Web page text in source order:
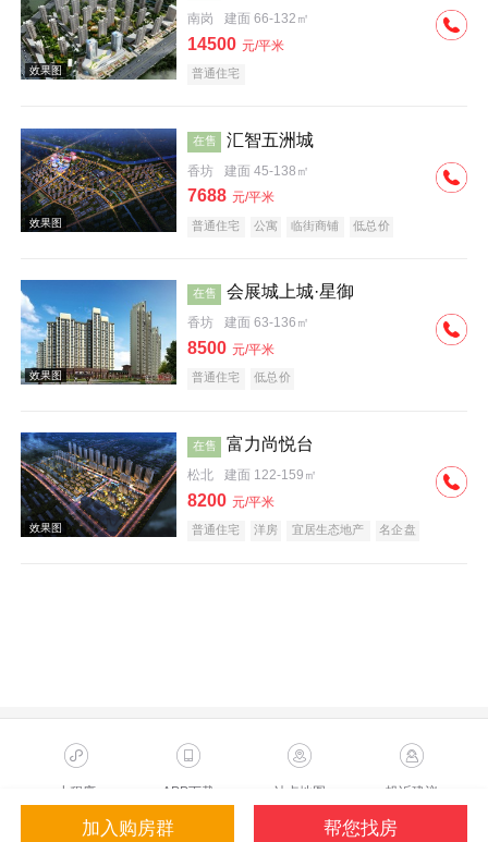
效果图
实景图
效果图
南岗 建面 66-132㎡
14500 元/平米
普通住宅
在售 汇智五洲城
香坊 建面 45-138㎡
7688 元/平米
普通住宅 公寓 临街商铺 低总价
在售 会展城上城·星御
香坊 建面 63-136㎡
8500 元/平米
普通住宅 低总价
在售 富力尚悦台
松北 建面 122-159㎡
8200 元/平米
普通住宅 洋房 宜居生态地产
名企盘
加入购房群 帮您找房
小程序 APP下载 站点地图 投诉建议